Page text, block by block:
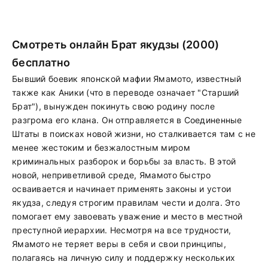
Смотреть онлайн Брат якудзы (2000)
бесплатно
Бывший боевик японской мафии Ямамото, известный
также как Аники (что в переводе означает "Старший
Брат"), вынужден покинуть свою родину после
разгрома его клана. Он отправляется в Соединенные
Штаты в поисках новой жизни, но сталкивается там с не
менее жестоким и безжалостным миром
криминальных разборок и борьбы за власть. В этой
новой, неприветливой среде, Ямамото быстро
осваивается и начинает применять законы и устои
якудза, следуя строгим правилам чести и долга. Это
помогает ему завоевать уважение и место в местной
преступной иерархии. Несмотря на все трудности,
Ямамото не теряет веры в себя и свои принципы,
полагаясь на личную силу и поддержку нескольких